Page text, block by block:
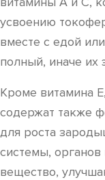
усвоению
вместе с едой
полный, иначе их
Кроме витамина
содержат также
для роста
системы, органов
вещество,